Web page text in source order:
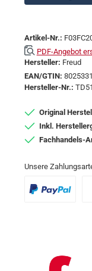
Artikel-Nr.:
PDF-Angebot
Hersteller: Freud
EAN/GTIN:
Hersteller-Nr.:
Original
Inkl.
Fachhandels-
Unsere